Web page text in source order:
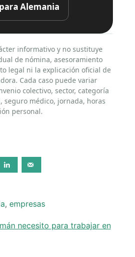
Alemania
informativo y no sustituye
de nómina, asesoramiento
legal ni la explicación oficial de
Cada caso puede variar
colectivo, sector, categoría
seguro médico, jornada, horas
personal.
, empresas
necesito para trabajar en